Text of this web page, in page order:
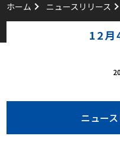
ホーム ニュースリリース
12月
ニュー